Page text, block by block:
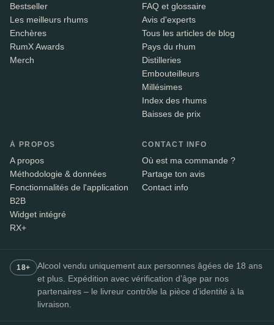
Bestseller
Les meilleurs rhums
Enchères
RumX Awards
Merch
FAQ et glossaire
Avis d'experts
Tous les articles de blog
Pays du rhum
Distilleries
Embouteilleurs
Millésimes
Index des rhums
Baisses de prix
À PROPOS
A propos
Méthodologie & données
Fonctionnalités de l'application
B2B
Widget intégré
RX+
CONTACT INFO
Où est ma commande ?
Partage ton avis
Contact info
18+
Alcool vendu uniquement aux personnes âgées de 18 ans
et plus. Expédition avec vérification d’âge par nos
partenaires – le livreur contrôle la pièce d’identité à la
livraison.